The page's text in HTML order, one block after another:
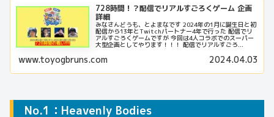
728時間！？配信でリアルすごろくゲーム 企画
詳細
みなさんどうも、とよまなです 2024年の1月に誕生日と初
配信から13年とTwitchパートナー4年で行った 配信でリ
アルすごろくゲームですが 今回は4人コラボでのスーパー
大型企画としてやります！！！ 配信でリアルすごろ...
www.toyogbruns.com 2024.04.03
No.1：Heavenly Bodies